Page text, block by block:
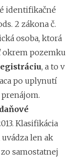
identifikačné
2 zákona č.
osoba, ktorá
okrem pozemku
, a to v
po uplynutí
Klasifikácia
uvádza len ak
samostatnej